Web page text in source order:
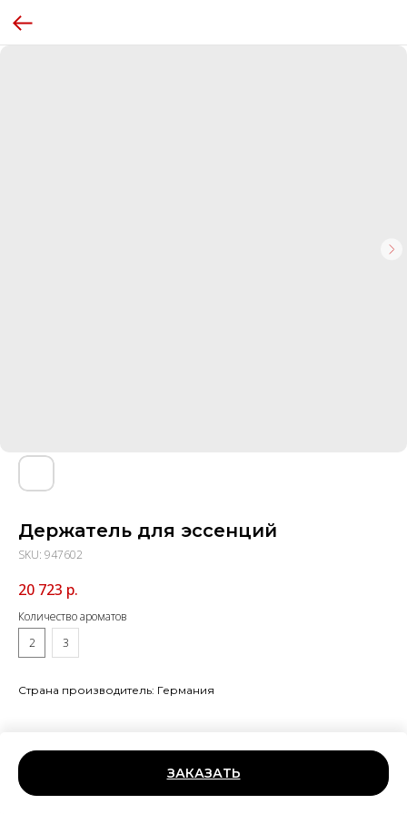
Держатель для эссенций
SKU: 947602
20 723 р.
Количество ароматов
2
3
ЗАКАЗАТЬ
Страна производитель: Германия